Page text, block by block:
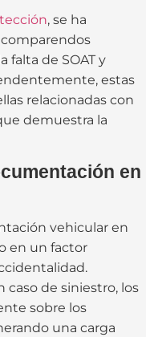
, se ha
falta de SOAT y
estas
relacionadas con
demuestra la
en
vehicular en
en un factor
caso de siniestro, los
sobre los
una carga